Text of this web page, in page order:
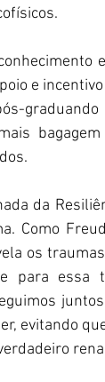
e
da
Como
os
para essa
evitando